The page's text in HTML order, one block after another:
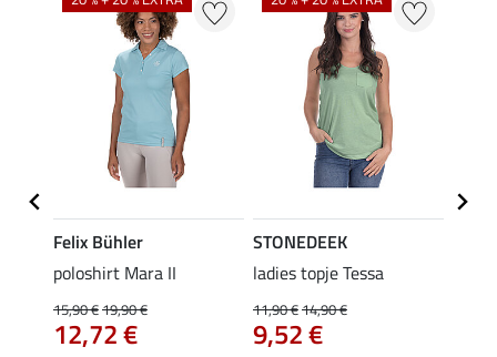
Felix Bühler
poloshirt Mara II
15,90 €19,90 €
12,72 €
STONEDEEK
ladies topje Tessa
11,90 €14,90 €
9,52 €